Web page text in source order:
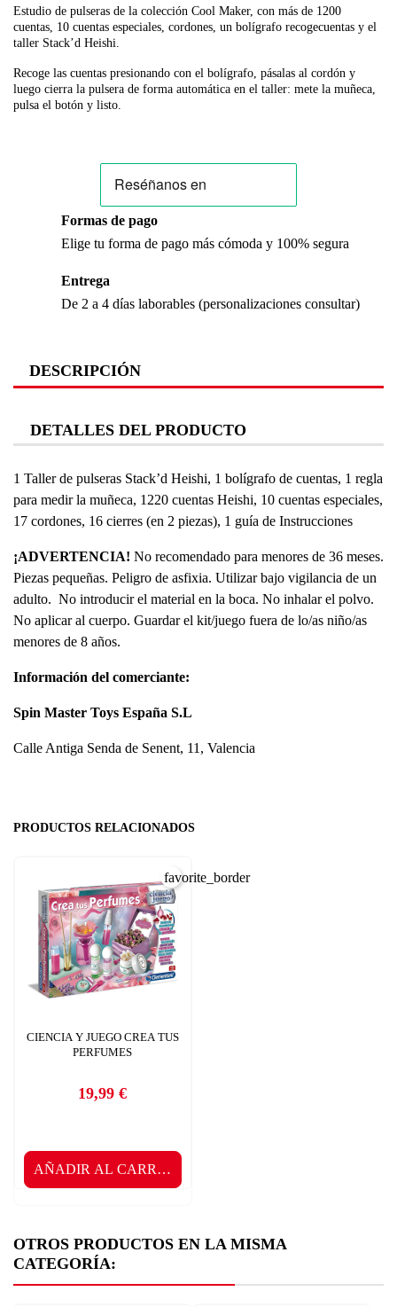
Estudio de pulseras de la colección Cool Maker, con más de 1200
cuentas, 10 cuentas especiales, cordones, un bolígrafo recogecuentas y el
taller Stack’d Heishi.
Recoge las cuentas presionando con el bolígrafo, pásalas al cordón y
luego cierra la pulsera de forma automática en el taller: mete la muñeca,
pulsa el botón y listo.
Formas de pago
Elige tu forma de pago más cómoda y 100% segura
Entrega
De 2 a 4 días laborables (personalizaciones consultar)
DESCRIPCIÓN
DETALLES DEL PRODUCTO
1 Taller de pulseras Stack’d Heishi, 1 bolígrafo de cuentas, 1 regla
para medir la muñeca, 1220 cuentas Heishi, 10 cuentas especiales,
17 cordones, 16 cierres (en 2 piezas), 1 guía de Instrucciones
¡ADVERTENCIA! No recomendado para menores de 36 meses.
Piezas pequeñas. Peligro de asfixia. Utilizar bajo vigilancia de un
adulto. No introducir el material en la boca. No inhalar el polvo.
No aplicar al cuerpo. Guardar el kit/juego fuera de lo/as niño/as
menores de 8 años.
Información del comerciante:
Spin Master Toys España S.L
Calle Antiga Senda de Senent, 11, Valencia
PRODUCTOS RELACIONADOS
CIENCIA Y JUEGO CREA TUS
PERFUMES
Precio
19,99 €
AÑADIR AL CARRITO
favorite_border
OTROS PRODUCTOS EN LA MISMA
CATEGORÍA: